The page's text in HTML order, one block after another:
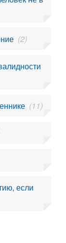
(2)
(11)
если